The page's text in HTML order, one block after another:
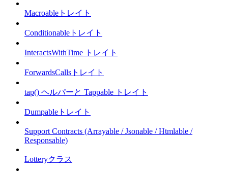
Macroableトレイト
Conditionableトレイト
InteractsWithTime トレイト
ForwardsCallsトレイト
tap() ヘルパーと Tappable トレイト
Dumpableトレイト
Support Contracts (Arrayable / Jsonable / Htmlable /
Responsable)
Lotteryクラス